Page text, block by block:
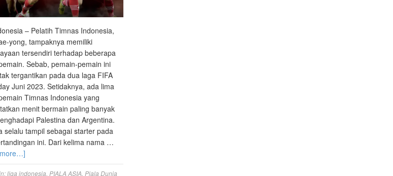
– Pelatih Timnas Indonesia,
yong, tampaknya memiliki
tersendiri terhadap beberapa
Sebab, pemain-pemain ini
tergantikan pada dua laga FIFA
Juni 2023. Setidaknya, ada lima
Timnas Indonesia yang
menit bermain paling banyak
Palestina dan Argentina.
selalu tampil sebagai starter pada
ini. Dari kelima nama …
liga indonesia PIALA ASIA Piala Dunia